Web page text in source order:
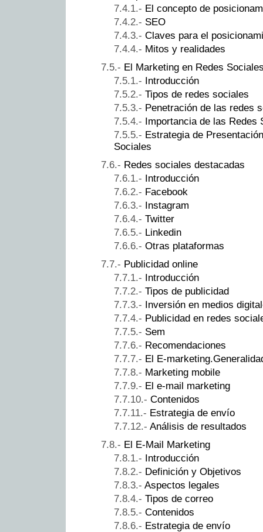
El concepto de
SEO
Claves para el
Mitos y realidades
El Marketing en Redes
Introducción
Tipos de redes sociales
Penetración de las redes
Importancia de las Redes
Estrategia de
Sociales
Redes sociales destacadas
Introducción
Facebook
Instagram
Twitter
Linkedin
Otras plataformas
Publicidad online
Introducción
Tipos de publicidad
Inversión en medios
Publicidad en redes
Sem
Recomendaciones
El E-
Marketing mobile
El e-mail marketing
Contenidos
Estrategia de envío
Análisis de resultados
El E-Mail Marketing
Introducción
Definición y Objetivos
Aspectos legales
Tipos de correo
Contenidos
Estrategia de envío